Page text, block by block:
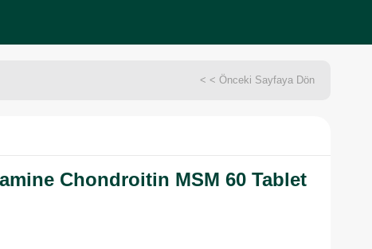
< < Önceki Sayfaya Dön
Chondroitin MSM 60 Tablet